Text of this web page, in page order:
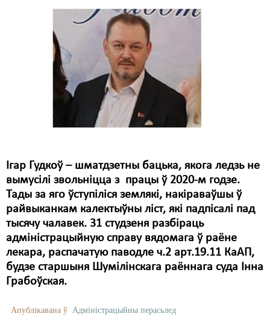
Ігар Гудкоў – шматдзетны бацька, якога ледзь не
вымусілі звольніцца з працы ў 2020-м годзе.
Тады за яго ўступіліся землякі, накіраваўшы ў
райвыканкам калектыўны ліст, які падпісалі пад
тысячу чалавек. 31 студзеня разбіраць
адміністрацыйную справу вядомага ў раёне
лекара, распачатую паводле ч.2 арт.19.11 КаАП,
будзе старшыня Шумілінскага раённага суда Інна
Грабоўская.
Апублікавана ў Адміністрацыйны перасьлед